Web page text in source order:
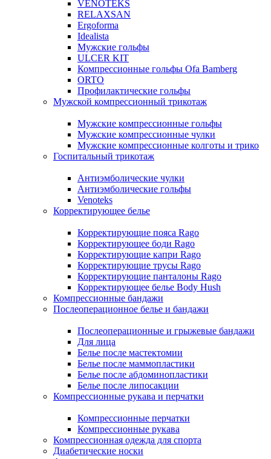
VENOTEKS
RELAXSAN
Ergoforma
Idealista
Мужские гольфы
ULCER KIT
Компрессионные гольфы Ofa Bamberg
ORTO
Профилактические гольфы
Мужской компрессионный трикотаж
Мужские компрессионные гольфы
Мужские компрессионные чулки
Мужские компрессионные колготы и трико
Госпитальный трикотаж
Антиэмболические чулки
Антиэмболические гольфы
Venoteks
Корректирующее белье
Корректирующие пояса Rago
Корректирующее боди Rago
Корректирующие капри Rago
Корректирующие трусы Rago
Корректирующие панталоны Rago
Корректирующее белье Body Hush
Компрессионные бандажи
Послеоперационное белье и бандажи
Послеоперационные и грыжевые бандажи
Для лица
Белье после мастектомии
Белье после маммопластики
Белье после абдоминопластики
Белье после липосакции
Компрессионные рукава и перчатки
Компрессионные перчатки
Компрессионные рукава
Компрессионная одежда для спорта
Диабетические носки